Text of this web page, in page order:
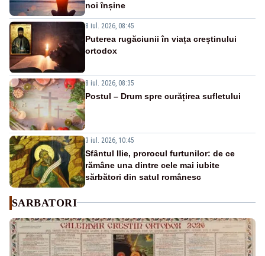
noi înșine
8 iul. 2026, 08:45
Puterea rugăciunii în viața creștinului
ortodox
8 iul. 2026, 08:35
Postul – Drum spre curățirea sufletului
3 iul. 2026, 10:45
Sfântul Ilie, prorocul furtunilor: de ce
rămâne una dintre cele mai iubite
sărbători din satul românesc
SARBATORI